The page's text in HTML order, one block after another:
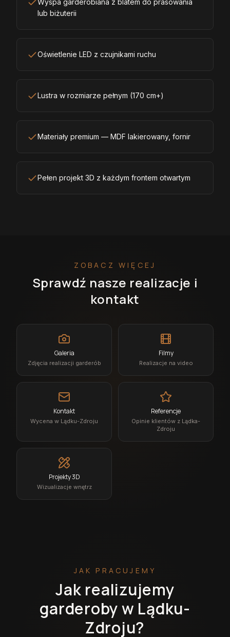
Wyspa garderobiana z blatem do prasowania
lub biżuterii
Oświetlenie LED z czujnikami ruchu
Lustra w rozmiarze pełnym (170 cm+)
Materiały premium — MDF lakierowany, fornir
Pełen projekt 3D z każdym frontem otwartym
ZOBACZ WIĘCEJ
Sprawdź nasze realizacje i
kontakt
Galeria
Zdjęcia realizacji garderób
Filmy
Realizacje na video
Kontakt
Wycena w Lądku-Zdroju
Referencje
Opinie klientów z Lądka-
Zdroju
Projekty 3D
Wizualizacje wnętrz
JAK PRACUJEMY
Jak realizujemy
garderoby w Lądku-
Zdroju?